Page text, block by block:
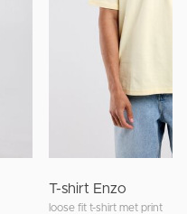
T-shirt Enzo
loose fit t-shirt met print